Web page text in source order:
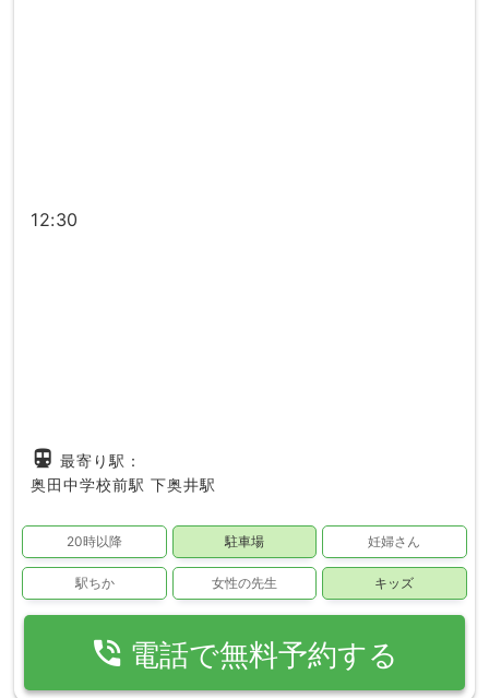
12:30
directions_subway 最寄り駅：
奥田中学校前駅 下奥井駅
20時以降 駐車場 妊婦さん
駅ちか 女性の先生 キッズ
phone_in_talk 電話で無料予約する